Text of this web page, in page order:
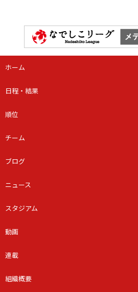
ホーム
日程・結果
順位
チーム
ブログ
ニュース
スタジアム
動画
連載
組織概要